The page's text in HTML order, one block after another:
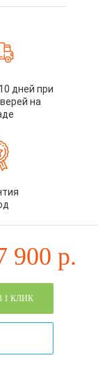
дней при
на
900 р.
1 КЛИК